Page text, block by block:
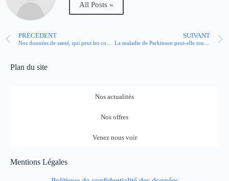
All Posts »
PRÉCÉDENT SUIVANT
Plan du site
Nos actualités
Nos offres
Venez nous voir
Mentions Légales